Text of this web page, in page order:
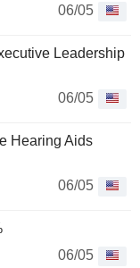
06/05
Leadership
06/05
Hearing Aids
06/05
06/05